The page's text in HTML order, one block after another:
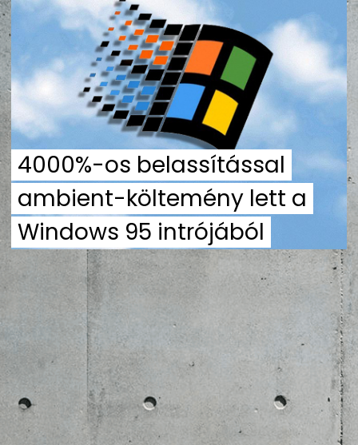
KULT
UTCA
ZENE
MÉDIAAJÁNLAT
IMPRESSZUM
PR-ARCHÍVUM
ADATKEZELÉSI TÁJÉKOZTATÓ
4000%-os belassítással
ambient-költemény lett a
Windows 95 intrójából